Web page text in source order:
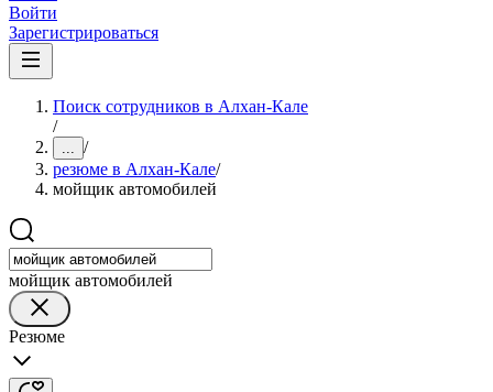
Войти
Зарегистрироваться
Поиск сотрудников в Алхан-Кале
/
... /
резюме в Алхан-Кале/
мойщик автомобилей
мойщик автомобилей
Резюме